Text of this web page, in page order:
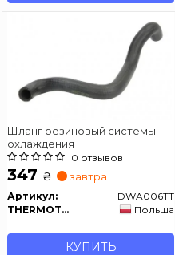
Шланг резиновый системы
охлаждения
0 отзывов
347 ₴ завтра
Артикул:
DWA006TT
THERMOTEC
Польша
КУПИТЬ